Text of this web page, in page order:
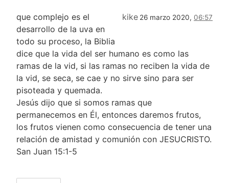
kike 26 marzo 2020, 06:57
que complejo es el
desarrollo de la uva en
todo su proceso, la Biblia
dice que la vida del ser humano es como las
ramas de la vid, si las ramas no reciben la vida de
la vid, se seca, se cae y no sirve sino para ser
pisoteada y quemada.
Jesús dijo que si somos ramas que
permanecemos en Él, entonces daremos frutos,
los frutos vienen como consecuencia de tener una
relación de amistad y comunión con JESUCRISTO.
San Juan 15:1-5